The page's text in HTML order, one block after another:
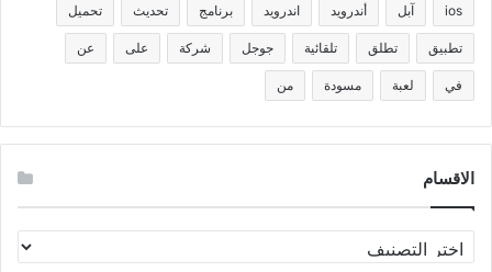
ios آبل أندرويد اندرويد برنامج تحديث تحميل
تطبيق تطلق تلقائية جوجل شركة على عن
في لعبة مسودة من
الاقسام
الاقسام